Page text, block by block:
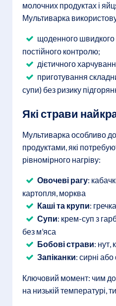
молочних продуктах і
Мультиварка
щоденного швидкого
постійного контролю;
дієтичного
приготування
супи) без ризику
Які страви
Мультиварка особливо
продуктами, які
рівномірного нагріву:
Овочеві рагу:
картопля, морква
Каші та крупи:
Супи: крем-суп з
без м’яса
Бобові страви: нут,
Запіканки: сирні або
Ключовий момент: чим
на низькій температурі,